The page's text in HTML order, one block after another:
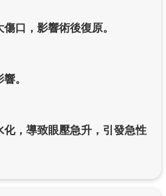
口，影響術後復原。
。
，導致眼壓急升，引發急性